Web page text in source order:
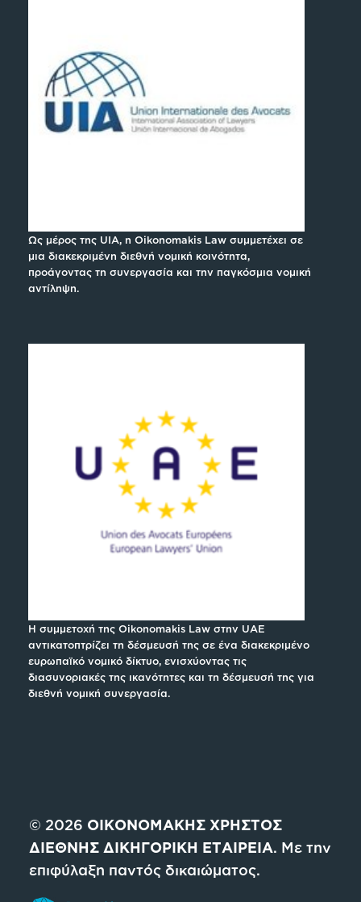
Ως μέρος της UIA, η Oikonomakis Law συμμετέχει σε
μια διακεκριμένη διεθνή νομική κοινότητα,
προάγοντας τη συνεργασία και την παγκόσμια νομική
αντίληψη.
Η συμμετοχή της Oikonomakis Law στην UAE
αντικατοπτρίζει τη δέσμευσή της σε ένα διακεκριμένο
ευρωπαϊκό νομικό δίκτυο, ενισχύοντας τις
διασυνοριακές της ικανότητες και τη δέσμευσή της για
διεθνή νομική συνεργασία.
© 2026 ΟΙΚΟΝΟΜΑΚΗΣ ΧΡΗΣΤΟΣ
ΔΙΕΘΝΗΣ ΔΙΚΗΓΟΡΙΚΗ ΕΤΑΙΡΕΙΑ. Με την
επιφύλαξη παντός δικαιώματος.